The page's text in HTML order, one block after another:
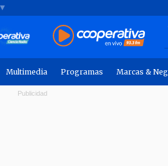
Multimedia Programas Marcas &